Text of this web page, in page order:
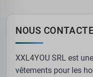
NOUS
XXL4YOU SRL est
vêtements pour les